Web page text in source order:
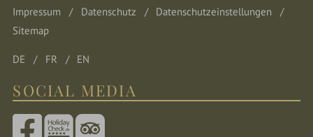
Impressum
Datenschutz
Datenschutzeinstellungen
Sitemap
DE FR EN
SOCIAL MEDIA